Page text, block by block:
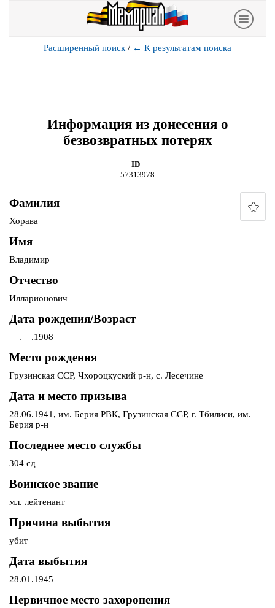
Расширенный поиск / ← К результатам поиска
Информация из донесения о
безвозвратных потерях
ID
57313978
Фамилия
Хорава
Имя
Владимир
Отчество
Илларионович
Дата рождения/Возраст
__.__.1908
Место рождения
Грузинская ССР, Чхороцкуский р-н, с. Лесечине
Дата и место призыва
28.06.1941, им. Берия РВК, Грузинская ССР, г. Тбилиси, им.
Берия р-н
Последнее место службы
304 сд
Воинское звание
мл. лейтенант
Причина выбытия
убит
Дата выбытия
28.01.1945
Первичное место захоронения